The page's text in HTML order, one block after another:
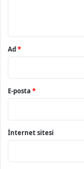
Ad*
E-posta *
İnternet sitesi